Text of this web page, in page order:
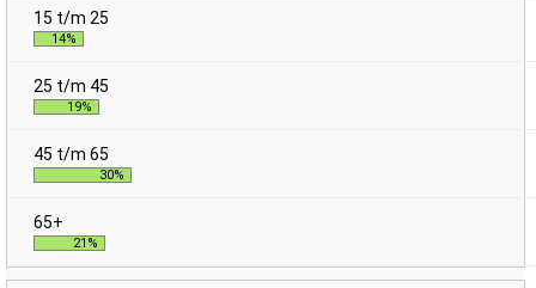
14%
19%
30%
21%